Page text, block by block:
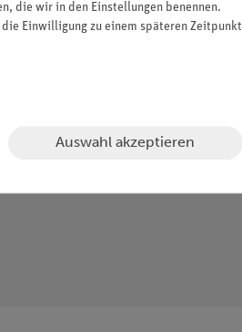
die wir in den Einstellungen benennen.
Einwilligung zu einem späteren Zeitpunkt
Auswahl akzeptieren